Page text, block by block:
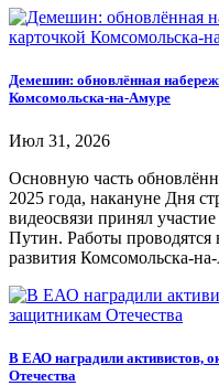
Демешин: обновлённая
Комсомольска-на-Амуре
Июл 31, 2026
Основную часть
2025 года, накануне Дня
видеосвязи принял
Путин. Работы проводятся
развития Комсомольска-
В ЕАО наградили активистов,
Отечества